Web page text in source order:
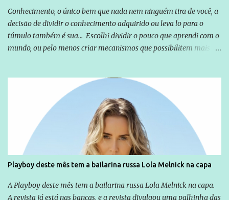
Conhecimento, o único bem que nada nem ninguém tira de você, a
decisão de dividir o conhecimento adquirido ou leva lo para o
túmulo também é sua... Escolhi dividir o pouco que aprendi com o
mundo, ou pelo menos criar mecanismos que possibilitem mais e
empreendedor da comunicação, que além de informação
cotidiana, corriqueira e cada vez mais preocupantes, do tipo que
você já esta acostumado a ver neste espaço, vou trabalhar a ideia
que possibilite distribuir não só informações, mas que gere de
forma consistente a riqueza do conhecimento... Exemplo: o
cidadão brasileiro não precisa só ser informado sobre operações
da Lava Jato, Reformas que podem retirar ou não direitos, ou
quem vai ser preso ou não; é preciso levar até as pessoas, do mais
simples ao mais burguês, o que diz a nossa Constituição, quais são
seus direitos e deveres em ...
Playboy deste mês tem a bailarina russa Lola Melnick na capa
A Playboy deste mês tem a bailarina russa Lola Melnick na capa.
A revista já está nas bancas, e a revista divulgou uma palhinha das